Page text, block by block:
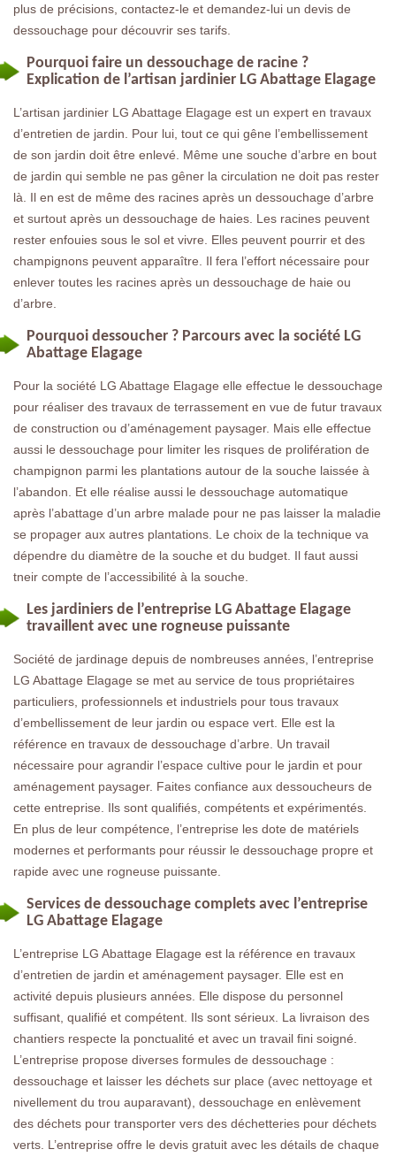
plus de précisions, contactez-le et demandez-lui un devis de
dessouchage pour découvrir ses tarifs.
Pourquoi faire un dessouchage de racine ?
Explication de l’artisan jardinier LG Abattage Elagage
L’artisan jardinier LG Abattage Elagage est un expert en travaux
d’entretien de jardin. Pour lui, tout ce qui gêne l’embellissement
de son jardin doit être enlevé. Même une souche d’arbre en bout
de jardin qui semble ne pas gêner la circulation ne doit pas rester
là. Il en est de même des racines après un dessouchage d’arbre
et surtout après un dessouchage de haies. Les racines peuvent
rester enfouies sous le sol et vivre. Elles peuvent pourrir et des
champignons peuvent apparaître. Il fera l’effort nécessaire pour
enlever toutes les racines après un dessouchage de haie ou
d’arbre.
Pourquoi dessoucher ? Parcours avec la société LG
Abattage Elagage
Pour la société LG Abattage Elagage elle effectue le dessouchage
pour réaliser des travaux de terrassement en vue de futur travaux
de construction ou d’aménagement paysager. Mais elle effectue
aussi le dessouchage pour limiter les risques de prolifération de
champignon parmi les plantations autour de la souche laissée à
l’abandon. Et elle réalise aussi le dessouchage automatique
après l’abattage d’un arbre malade pour ne pas laisser la maladie
se propager aux autres plantations. Le choix de la technique va
dépendre du diamètre de la souche et du budget. Il faut aussi
tneir compte de l’accessibilité à la souche.
Les jardiniers de l’entreprise LG Abattage Elagage
travaillent avec une rogneuse puissante
Société de jardinage depuis de nombreuses années, l’entreprise
LG Abattage Elagage se met au service de tous propriétaires
particuliers, professionnels et industriels pour tous travaux
d’embellissement de leur jardin ou espace vert. Elle est la
référence en travaux de dessouchage d’arbre. Un travail
nécessaire pour agrandir l’espace cultive pour le jardin et pour
aménagement paysager. Faites confiance aux dessoucheurs de
cette entreprise. Ils sont qualifiés, compétents et expérimentés.
En plus de leur compétence, l’entreprise les dote de matériels
modernes et performants pour réussir le dessouchage propre et
rapide avec une rogneuse puissante.
Services de dessouchage complets avec l’entreprise
LG Abattage Elagage
L’entreprise LG Abattage Elagage est la référence en travaux
d’entretien de jardin et aménagement paysager. Elle est en
activité depuis plusieurs années. Elle dispose du personnel
suffisant, qualifié et compétent. Ils sont sérieux. La livraison des
chantiers respecte la ponctualité et avec un travail fini soigné.
L’entreprise propose diverses formules de dessouchage :
dessouchage et laisser les déchets sur place (avec nettoyage et
nivellement du trou auparavant), dessouchage en enlèvement
des déchets pour transporter vers des déchetteries pour déchets
verts. L’entreprise offre le devis gratuit avec les détails de chaque